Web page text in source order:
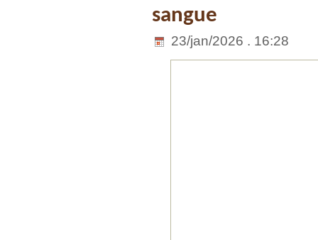
sangue
23/jan/2026 . 16:28